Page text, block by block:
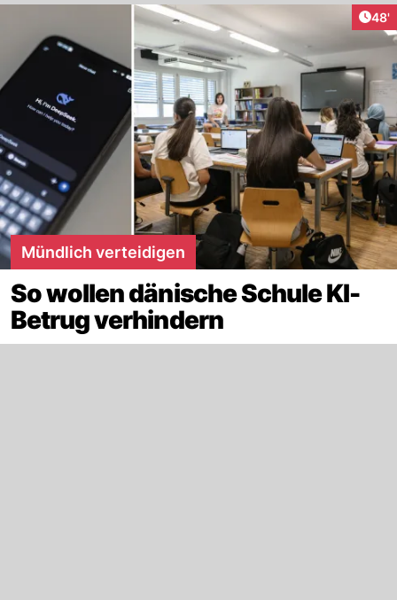
48'
Mündlich verteidigen
So wollen dänische Schule KI-
Betrug verhindern